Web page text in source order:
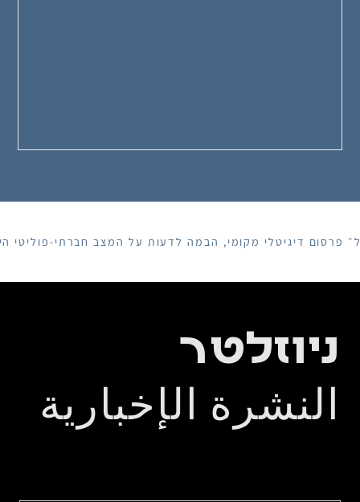
דיגיטלי מקומי, הבמה לדעות על המצב חברתי-פוליטי
ניוזלטר
النشرة الإخبارية